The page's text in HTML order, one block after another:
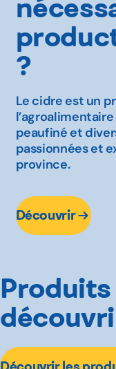
?
Le cidre est un
peaufiné et
passionnées et
province.
Découvrir